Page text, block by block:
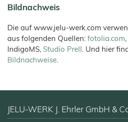
Bildnachweis
Die auf www.jelu-werk.com
aus folgenden Quellen: fotolia.com,
IndigoMS, Studio Prell . Und hier
Bildnachweise.
JELU-WERK J. Ehrler GmbH &